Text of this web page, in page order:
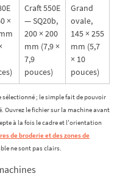
×
Craft 550E
— SQ20b,
200 × 200
mm (7,9 ×
7,9
pouces)
Grand
ovale,
145 × 255
mm (5,7
× 10
pouces)
sélectionné ; le simple fait de pouvoir
le fichier sur la machine avant
à la fois le cadre et l'orientation
de broderie et des zones de
ne sont pas clairs.